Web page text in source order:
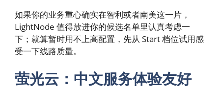
如果你的业务重心确实在智利或者南美这一片，
LightNode 值得放进你的候选名单里认真考虑一
下；就算暂时用不上高配置，先从 Start 档位试用感
受一下线路质量。
萤光云：中文服务体验友好